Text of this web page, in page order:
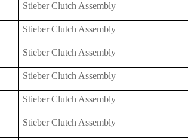
Stieber Clutch Assembly
Stieber Clutch Assembly
Stieber Clutch Assembly
Stieber Clutch Assembly
Stieber Clutch Assembly
Stieber Clutch Assembly